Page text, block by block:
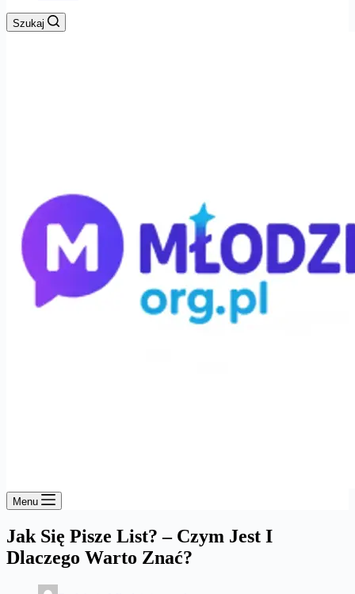
Szukaj
Menu
Jak Się Pisze List? – Czym Jest I
Dlaczego Warto Znać?